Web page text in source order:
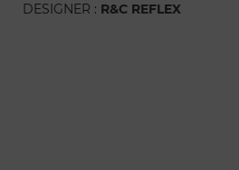
DESIGNER : R&C REFLEX